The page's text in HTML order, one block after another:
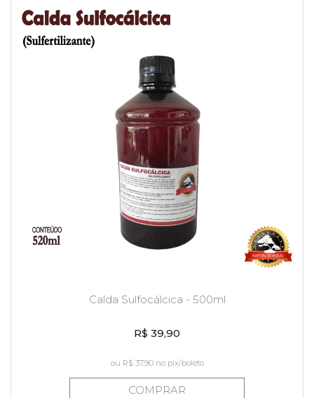
Calda Sulfocálcica - 500ml
R$ 39,90
ou R$ 37,90no pix/boleto
COMPRAR